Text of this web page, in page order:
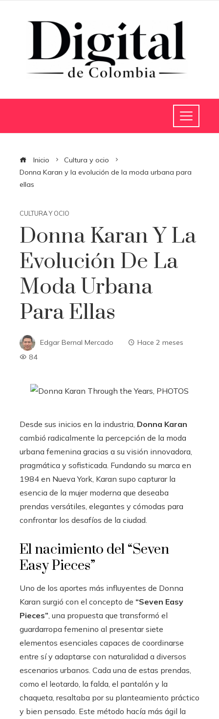
Inicio
Cultura y ocio
Donna Karan y la evolución de la moda urbana para
ellas
CULTURA Y OCIO
Donna Karan Y La
Evolución De La
Moda Urbana
Para Ellas
Edgar Bernal Mercado
Hace 2 meses
84
Desde sus inicios en la industria, Donna Karan
cambió radicalmente la percepción de la moda
urbana femenina gracias a su visión innovadora,
pragmática y sofisticada. Fundando su marca en
1984 en Nueva York, Karan supo capturar la
esencia de la mujer moderna que deseaba
prendas versátiles, elegantes y cómodas para
confrontar los desafíos de la ciudad.
El nacimiento del “Seven
Easy Pieces”
Uno de los aportes más influyentes de Donna
Karan surgió con el concepto de “Seven Easy
Pieces” , una propuesta que transformó el
guardarropa femenino al presentar siete
elementos esenciales capaces de coordinarse
entre sí y adaptarse con naturalidad a diversos
escenarios urbanos. Cada una de estas prendas,
como el leotardo, la falda, el pantalón y la
chaqueta, resaltaba por su planteamiento práctico
y bien pensado. Este método hacía más ágil la